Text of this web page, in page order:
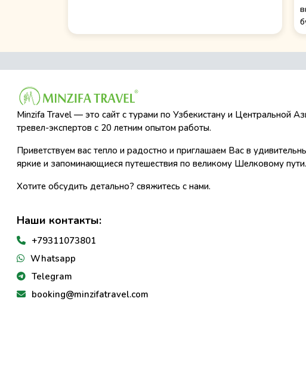
Minzifa Travel — это сайт с турами по Узбекистану и Центральной
тревел-экспертов с 20 летним опытом работы.
Приветствуем вас тепло и радостно и приглашаем Вас в
яркие и запоминающиеся путешествия по великому Шелковому пути.
Хотите обсудить детально? свяжитесь с нами.
Наши контакты:
+79311073801
Whatsapp
Telegram
booking@minzifatravel.com